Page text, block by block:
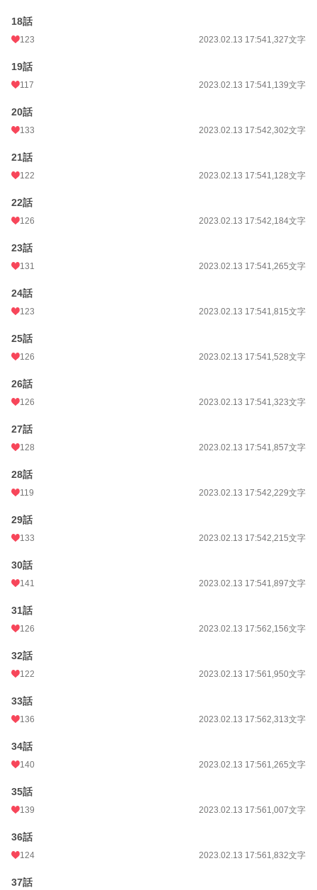
18話
123 2023.02.13 17:541,327文字
19話
117 2023.02.13 17:541,139文字
20話
133 2023.02.13 17:542,302文字
21話
122 2023.02.13 17:541,128文字
22話
126 2023.02.13 17:542,184文字
23話
131 2023.02.13 17:541,265文字
24話
123 2023.02.13 17:541,815文字
25話
126 2023.02.13 17:541,528文字
26話
126 2023.02.13 17:541,323文字
27話
128 2023.02.13 17:541,857文字
28話
119 2023.02.13 17:542,229文字
29話
133 2023.02.13 17:542,215文字
30話
141 2023.02.13 17:541,897文字
31話
126 2023.02.13 17:562,156文字
32話
122 2023.02.13 17:561,950文字
33話
136 2023.02.13 17:562,313文字
34話
140 2023.02.13 17:561,265文字
35話
139 2023.02.13 17:561,007文字
36話
124 2023.02.13 17:561,832文字
37話